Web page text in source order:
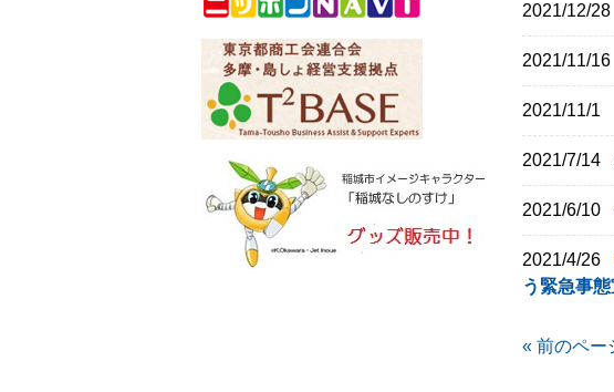
2021/12/28
2021/11/16
2021/11/1
2021/7/14
2021/6/10
2021/4/26
う緊急事
« 前のペー